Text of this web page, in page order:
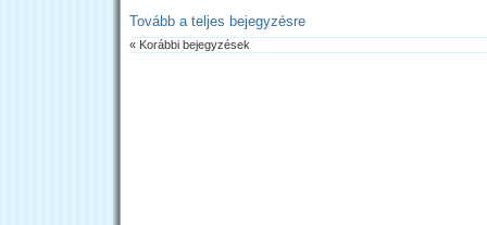
Tovább a teljes bejegyzésre
« Korábbi bejegyzések